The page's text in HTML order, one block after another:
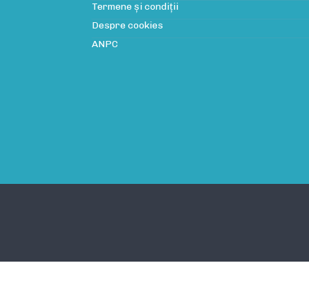
Termene și condiții
Despre cookies
ANPC